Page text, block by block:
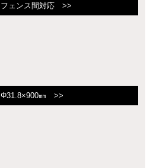
フェンス間対応 >>
Φ31.8×900㎜ >>